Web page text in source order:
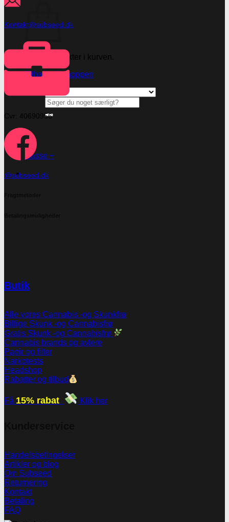
Ingen produkter i kurven.
Tilbage til shoppen
Søg
efter:
Kasse +
Kontakt@subseed.dk
Cvr: 40690956
@subseed.dk
Butik
Alle vores Cannabis -og Skunkfrø
Billige Skunk -og Cannabisfrø
Gratis Skunk -og Cannabisfrø
Cannabis brands og avlere
Papir og filter
Narkotests
Headshop
Rabatter og tilbud
Få 15% rabat Klik her
Handelsbetingelser
Artikler og blog
Om Subseed
Returnering
Kontakt
Betaling
FAQ